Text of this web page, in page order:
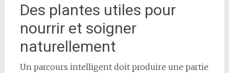
Des plantes utiles pour
nourrir et soigner
naturellement
Un parcours intelligent doit produire une partie